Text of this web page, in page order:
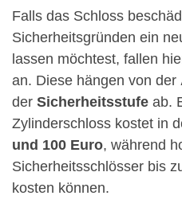
Falls das Schloss
Sicherheitsgründen ein
lassen möchtest, fallen
an. Diese hängen von der
der Sicherheitsstufe ab.
Zylinderschloss kostet in
und 100 Euro, während
Sicherheitsschlösser bis
kosten können.